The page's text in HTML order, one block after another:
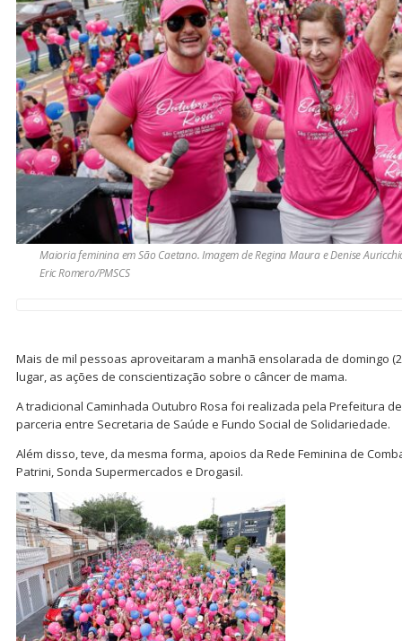
Maioria feminina em São Caetano. Imagem de Regina Maura e Denise
Eric Romero/PMSCS
Mais de mil pessoas aproveitaram a manhã ensolarada de domingo
lugar, as ações de conscientização sobre o câncer de mama.
A tradicional Caminhada Outubro Rosa foi realizada pela Prefeitura
parceria entre Secretaria de Saúde e Fundo Social de Solidariedade.
Além disso, teve, da mesma forma, apoios da Rede Feminina de
Patrini, Sonda Supermercados e Drogasil.